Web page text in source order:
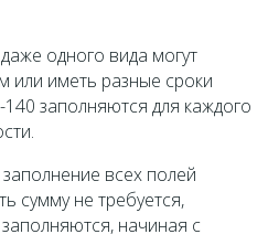
одного вида могут
или иметь разные сроки
заполняются для каждого
всех полей
сумму не требуется,
начиная с